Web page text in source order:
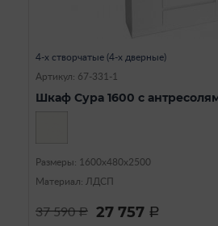
4-х створчатые (4-х дверные)
Артикул: 67-331-1
Шкаф Сура 1600 с
Размеры: 1600х480х2500
Материал: ЛДСП
37 590a 27 757 a